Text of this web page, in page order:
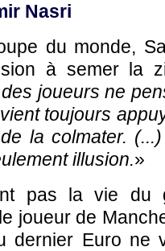
Nasri
du monde,
à semer la
joueurs ne
toujours
la colmater.
illusion.»
pas la vie du
joueur de
dernier Euro ne